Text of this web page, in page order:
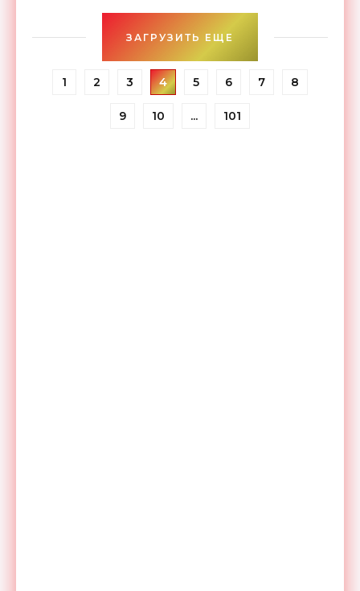
объявила о том, что фургон
ЗАГРУЗИТЬ ЕЩЕ
1 2 3 4 5 6 7 8
9 10 ... 101